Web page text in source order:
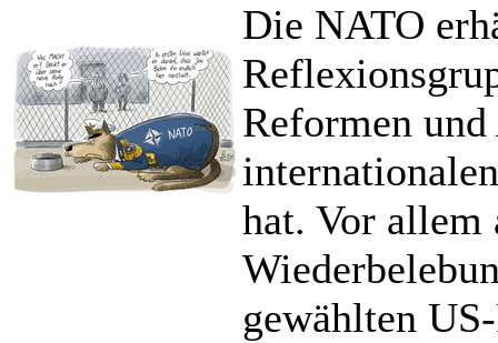
Die NATO
Reformen und
hat. Vor allem
gewählten